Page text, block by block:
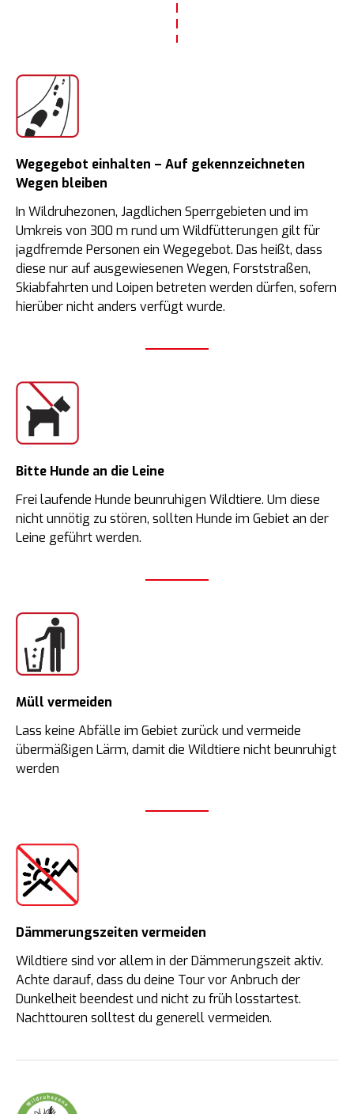
Wegegebot einhalten – Auf gekennzeichneten
Wegen bleiben
In Wildruhezonen, Jagdlichen Sperrgebieten und im
Umkreis von 300 m rund um Wildfütterungen gilt für
jagdfremde Personen ein Wegegebot. Das heißt, dass
diese nur auf ausgewiesenen Wegen, Forststraßen,
Skiabfahrten und Loipen betreten werden dürfen, sofern
hierüber nicht anders verfügt wurde.
Bitte Hunde an die Leine
Frei laufende Hunde beunruhigen Wildtiere. Um diese
nicht unnötig zu stören, sollten Hunde im Gebiet an der
Leine geführt werden.
Müll vermeiden
Lass keine Abfälle im Gebiet zurück und vermeide
übermäßigen Lärm, damit die Wildtiere nicht beunruhigt
werden
Dämmerungszeiten vermeiden
Wildtiere sind vor allem in der Dämmerungszeit aktiv.
Achte darauf, dass du deine Tour vor Anbruch der
Dunkelheit beendest und nicht zu früh losstartest.
Nachttouren solltest du generell vermeiden.